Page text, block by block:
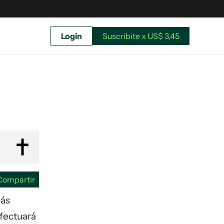
Login Suscribite x US$ 3,45